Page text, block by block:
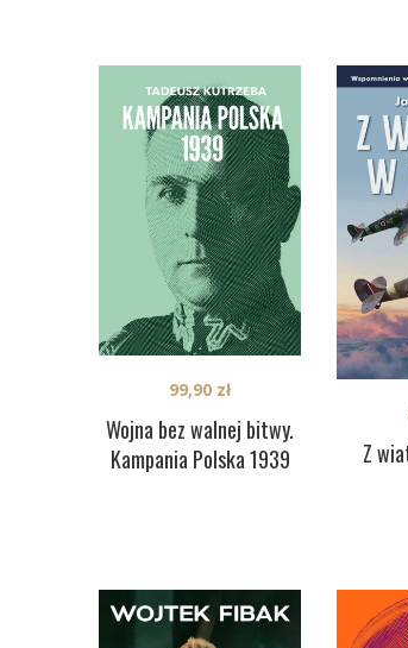
Wojna bez walnej bitwy.
Kampania Polska 1939
99,90 zł
Z